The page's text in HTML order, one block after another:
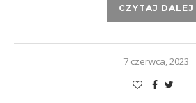
CZYTAJ DALEJ
7 czerwca, 2023